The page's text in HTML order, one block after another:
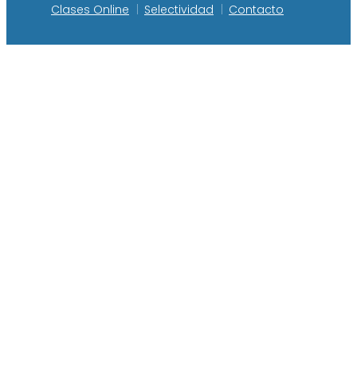
Clases Online Selectividad Contacto